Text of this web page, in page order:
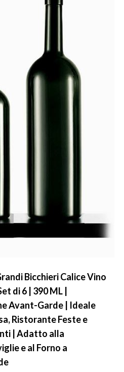
Bicchieri Calice Vino
di 6 | 390 ML |
Avant-Garde | Ideale
Ristorante Feste e
| Adatto alla
e al Forno a